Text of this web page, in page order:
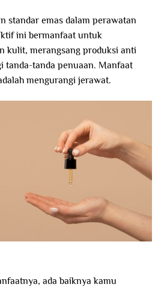
standar emas dalam perawatan
ini bermanfaat untuk
kulit, merangsang produksi anti
tanda-tanda penuaan. Manfaat
mengurangi jerawat.
ada baiknya kamu